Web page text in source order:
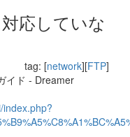
応していな
tag: [network][FTP]
イド - Dreamer